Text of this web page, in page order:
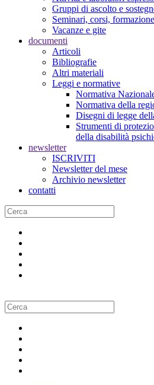
Gruppi di ascolto e
Seminari, corsi, formazione
Vacanze e gite
documenti
Articoli
Bibliografie
Altri materiali
Leggi e normative
Normativa
Normativa della
Disegni di legge
Strumenti di
della disabilità
newsletter
ISCRIVITI
Newsletter del mese
Archivio newsletter
contatti